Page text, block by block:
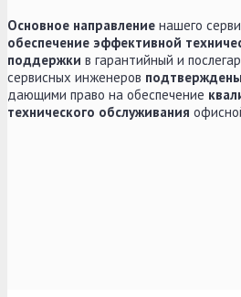
Основное направление нашего
обеспечение эффективной
поддержки в гарантийный и
сервисных инженеров
дающими право на обеспечение
технического обслуживания